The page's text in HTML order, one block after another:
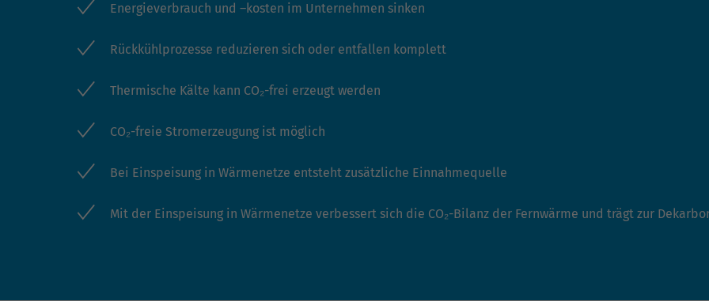
Energieverbrauch und –kosten im Unternehmen sinken
Rückkühlprozesse reduzieren sich oder entfallen komplett
Thermische Kälte kann CO₂-frei erzeugt werden
CO₂-freie Stromerzeugung ist möglich
Bei Einspeisung in Wärmenetze entsteht zusätzliche Einnahmequelle
Mit der Einspeisung in Wärmenetze verbessert sich die CO₂-Bilanz der Fernwärme und trägt zur